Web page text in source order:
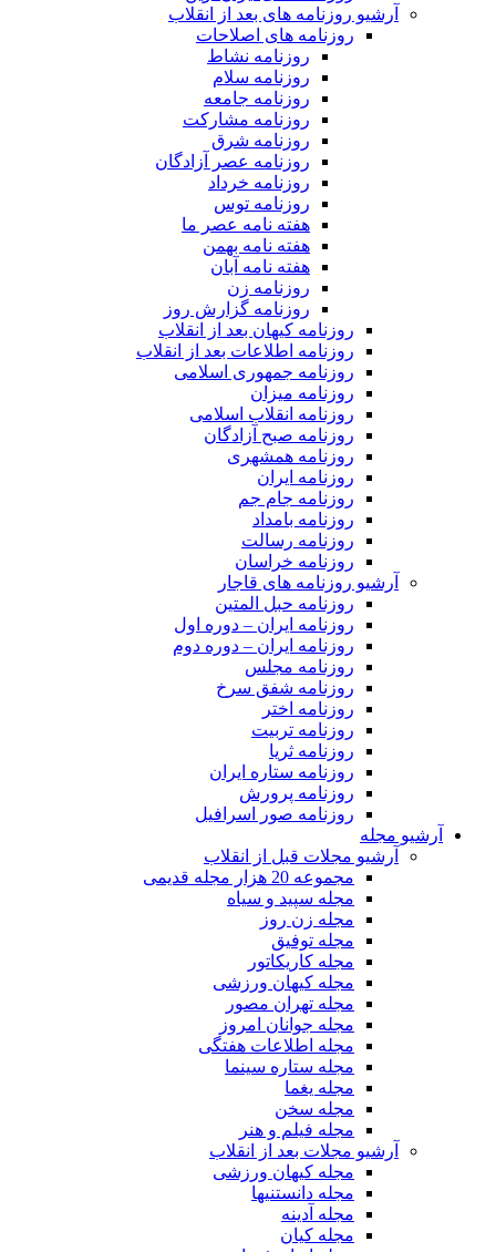
آرشیو روزنامه های بعد از انقلاب
روزنامه های اصلاحات
روزنامه نشاط
روزنامه سلام
روزنامه جامعه
روزنامه مشارکت
روزنامه شرق
روزنامه عصر آزادگان
روزنامه خرداد
روزنامه توس
هفته نامه عصر ما
هفته نامه بهمن
هفته نامه آبان
روزنامه زن
روزنامه گزارش روز
روزنامه کیهان بعد از انقلاب
روزنامه اطلاعات بعد از انقلاب
روزنامه جمهوری اسلامی
روزنامه میزان
روزنامه انقلاب اسلامی
روزنامه صبح آزادگان
روزنامه همشهری
روزنامه ایران
روزنامه جام جم
روزنامه بامداد
روزنامه رسالت
روزنامه خراسان
آرشیو روزنامه های قاجار
روزنامه حبل المتین
روزنامه ایران – دوره اول
روزنامه ایران – دوره دوم
روزنامه مجلس
روزنامه شفق سرخ
روزنامه اختر
روزنامه تربیت
روزنامه ثریا
روزنامه ستاره ایران
روزنامه پرورش
روزنامه صور اسرافیل
آرشیو مجله
آرشیو مجلات قبل از انقلاب
مجموعه 20 هزار مجله قدیمی
مجله سپید و سیاه
مجله زن روز
مجله توفیق
مجله کاریکاتور
مجله کیهان ورزشی
مجله تهران مصور
مجله جوانان امروز
مجله اطلاعات هفتگی
مجله ستاره سینما
مجله یغما
مجله سخن
مجله فیلم و هنر
آرشیو مجلات بعد از انقلاب
مجله کیهان ورزشی
مجله دانستنیها
مجله آدینه
مجله کیان